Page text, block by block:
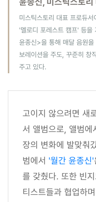
미스틱스토리 대표 프로듀
'멜로디 포레스트 캠프' 등
윤종신>을 통해 매달 음원
보레이션을 주도, 꾸준히 창
주고 있다.
고이지 않으려면 새
서 앨범으로, 앨범에
장의 변화에 발맞춰
범에서 '월간 윤종신'
를 갖췄다. 또한 빈
티스트들과 협업하